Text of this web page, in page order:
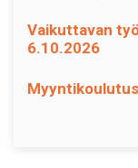
Vaikuttavan
6.10.2026